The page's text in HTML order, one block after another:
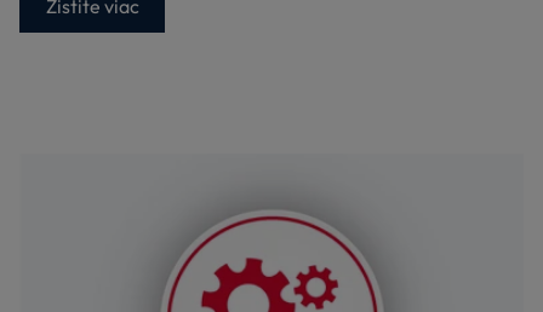
Zistite viac